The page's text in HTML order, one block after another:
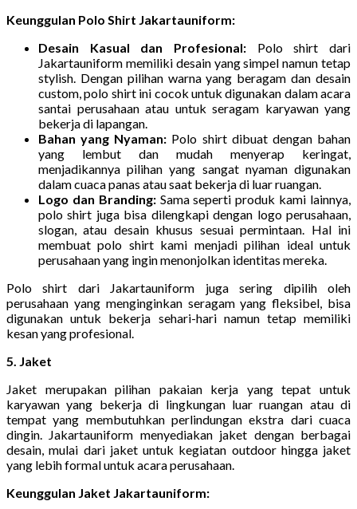
Keunggulan Polo Shirt Jakartauniform:
Desain Kasual dan Profesional: Polo shirt dari
Jakartauniform memiliki desain yang simpel namun tetap
stylish. Dengan pilihan warna yang beragam dan desain
custom, polo shirt ini cocok untuk digunakan dalam acara
santai perusahaan atau untuk seragam karyawan yang
bekerja di lapangan.
Bahan yang Nyaman: Polo shirt dibuat dengan bahan
yang lembut dan mudah menyerap keringat,
menjadikannya pilihan yang sangat nyaman digunakan
dalam cuaca panas atau saat bekerja di luar ruangan.
Logo dan Branding:Sama seperti produk kami lainnya,
polo shirt juga bisa dilengkapi dengan logo perusahaan,
slogan, atau desain khusus sesuai permintaan. Hal ini
membuat polo shirt kami menjadi pilihan ideal untuk
perusahaan yang ingin menonjolkan identitas mereka.
Polo shirt dari Jakartauniform juga sering dipilih oleh
perusahaan yang menginginkan seragam yang fleksibel, bisa
digunakan untuk bekerja sehari-hari namun tetap memiliki
kesan yang profesional.
5. Jaket
Jaket merupakan pilihan pakaian kerja yang tepat untuk
karyawan yang bekerja di lingkungan luar ruangan atau di
tempat yang membutuhkan perlindungan ekstra dari cuaca
dingin. Jakartauniform menyediakan jaket dengan berbagai
desain, mulai dari jaket untuk kegiatan outdoor hingga jaket
yang lebih formal untuk acara perusahaan.
Keunggulan Jaket Jakartauniform: